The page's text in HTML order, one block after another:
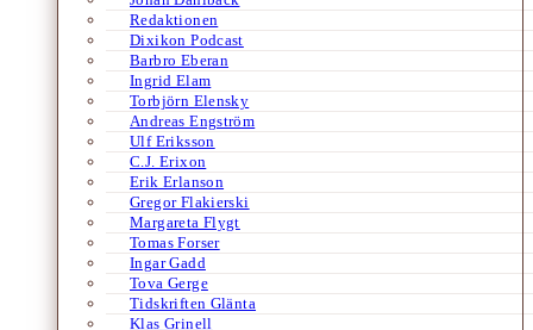
Redaktionen
Dixikon Podcast
Barbro Eberan
Ingrid Elam
Torbjörn Elensky
Andreas Engström
Ulf Eriksson
C.J. Erixon
Erik Erlanson
Gregor Flakierski
Margareta Flygt
Tomas Forser
Ingar Gadd
Tova Gerge
Tidskriften Glänta
Klas Grinell